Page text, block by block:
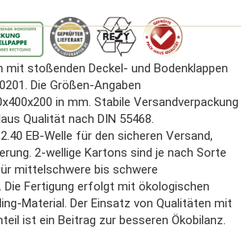
mit stoßenden Deckel- und Bodenklappen
Die Größen-Angaben
in mm. Stabile Versandverpackung
Qualität nach DIN 55468.
EB-Welle für den sicheren Versand,
2-wellige Kartons sind je nach Sorte
mittelschwere bis schwere
Die Fertigung erfolgt mit ökologischen
Material. Der Einsatz von Qualitäten mit
ist ein Beitrag zur besseren Ökobilanz.